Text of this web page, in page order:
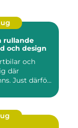
rullande
och design
och
där
Just därfö...